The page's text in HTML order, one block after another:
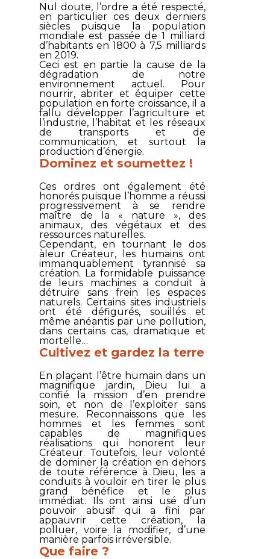
Nul doute, l’ordre a été respecté,
en particulier ces deux derniers
siècles puisque la population
mondiale est passée de 1 milliard
d’habitants en 1800 à 7,5 milliards
en 2019.
Ceci est en partie la cause de la
dégradation de notre
environnement actuel. Pour
nourrir, abriter et équiper cette
population en forte croissance, il a
fallu développer l’agriculture et
l’industrie, l’habitat et les réseaux
de transports et de
communication, et surtout la
production d’énergie.
Dominez et soumettez !
Ces ordres ont également été
honorés puisque l’homme a réussi
progressivement à se rendre
maître de la « nature », des
animaux, des végétaux et des
ressources naturelles.
Cependant, en tournant le dos
àleur Créateur, les humains ont
immanquablement tyrannisé sa
création. La formidable puissance
de leurs machines a conduit à
détruire sans frein les espaces
naturels. Certains sites industriels
ont été défigurés, souillés et
même anéantis par une pollution,
dans certains cas, dramatique et
mortelle…
Cultivez et gardez la terre
En plaçant l’être humain dans un
magnifique jardin, Dieu lui a
confié la mission d’en prendre
soin, et non de l’exploiter sans
mesure. Reconnaissons que les
hommes et les femmes sont
capables de magnifiques
réalisations qui honorent leur
Créateur. Toutefois, leur volonté
de dominer la création en dehors
de toute référence à Dieu, les a
conduits à vouloir en tirer le plus
grand bénéfice et le plus
immédiat. Ils ont ainsi usé d’un
pouvoir abusif qui a fini par
appauvrir cette création, la
polluer, voire la modifier, d’une
manière parfois irréversible.
Que faire ?